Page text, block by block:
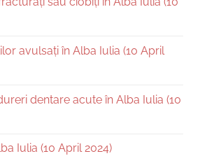
avulsați în Alba Iulia (10 April
dentare acute în Alba Iulia (10
Iulia (10 April 2024)